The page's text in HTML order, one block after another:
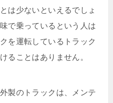
は少ないといえるでしょ
で乗っているという人は
を運転しているトラック
ることはありません。
製のトラックは、メンテ